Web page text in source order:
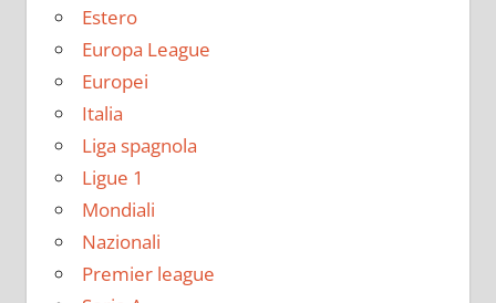
Estero
Europa League
Europei
Italia
Liga spagnola
Ligue 1
Mondiali
Nazionali
Premier league